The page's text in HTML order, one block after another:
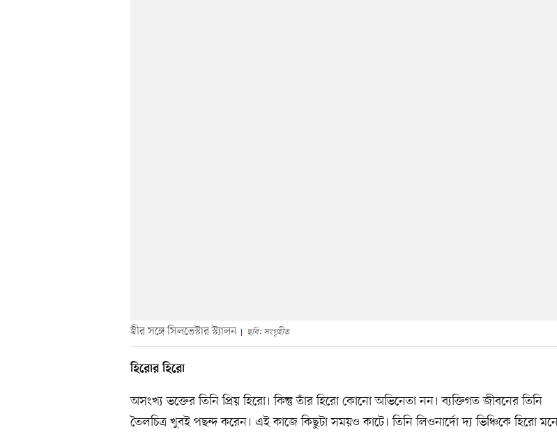
স্ত্রীর সঙ্গে সিলভেস্টার স্ট্যালন ছবি: সংগৃহীত
হিরোর হিরো
অসংখ্য ভক্তের তিনি প্রিয় হিরো। কিন্তু তাঁর হিরো কোনো অভিনেতা নন। ব্যক্তিগত জীবনের তিনি
তৈলচিত্র খুবই পছন্দ করেন। এই কাজে কিছুটা সময়ও কাটে। তিনি লিওনার্দো দ্য ভিঞ্চিকে হিরো